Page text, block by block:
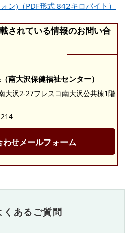
ン)（PDF形式 842キロバイト）
されている情報のお問い合
南大沢保健福祉センター）
沢2-27フレスコ南大沢公共棟1階
わせメールフォーム
くあるご質問